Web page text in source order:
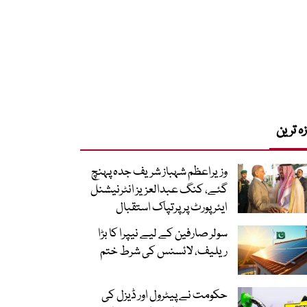
ترین
وزیراعظم شہباز شریف جدہ پہنچ
گئے، کنگ عبدالعزیز انٹرنیشنل
ایئر پورٹ پر پرتپاک استقبال
سولر صارفین کے لیے نیپرا کا بڑا
ریلیف، لائسنس کی شرط ختم
حکومت نے پیٹرول اور ڈیزل کی